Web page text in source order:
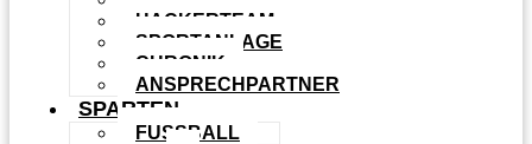
HACKERTEAM
SPORTANLAGE
CHRONIK
ANSPRECHPARTNER
SPARTEN
FUSSBALL